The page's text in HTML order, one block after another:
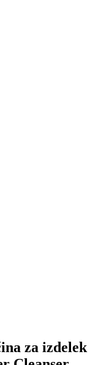
za izdelek